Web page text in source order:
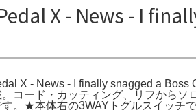
X - News - I
X - News - I finally snagged a
コード・カッティング、リフから
。★本体右の3WAYトグルスイッチ